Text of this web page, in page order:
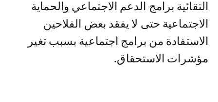
التقائية برامج الدعم الاجتماعي والحماية
الاجتماعية حتى لا يفقد بعض الفلاحين
الاستفادة من برامج اجتماعية بسبب تغير
مؤشرات الاستحقاق.